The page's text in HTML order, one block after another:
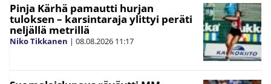
Pinja Kärhä pamautti hurjan
tuloksen – karsintaraja ylittyi peräti
neljällä metrillä
Niko Tikkanen | 08.08.2026 11:17